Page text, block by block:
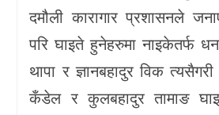
स्वास्थ्य/
रोचक
विचार/
अन्तर्वार्ता
दमौली कारागार प्रशासनले
परि घाइते हुनेहरुमा नाइकेतर्फ
थापा र ज्ञानबहादुर विक
कँडेल र कुलबहादुर तामाङ